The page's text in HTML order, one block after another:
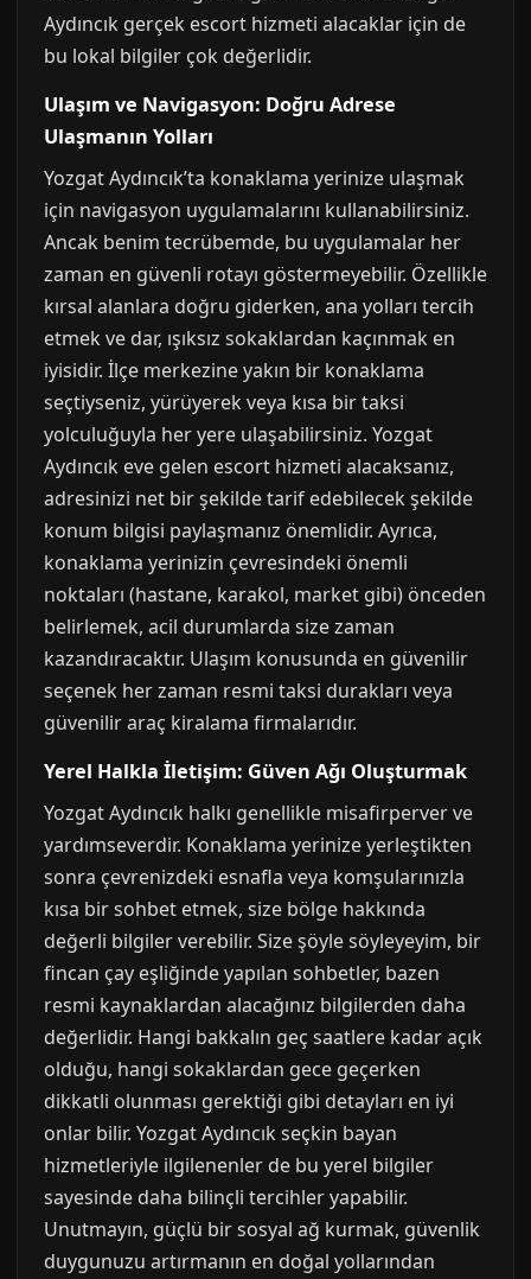
Aydıncık gerçek escort hizmeti alacaklar için de
bu lokal bilgiler çok değerlidir.
Ulaşım ve Navigasyon: Doğru Adrese
Ulaşmanın Yolları
Yozgat Aydıncık’ta konaklama yerinize ulaşmak
için navigasyon uygulamalarını kullanabilirsiniz.
Ancak benim tecrübemde, bu uygulamalar her
zaman en güvenli rotayı göstermeyebilir. Özellikle
kırsal alanlara doğru giderken, ana yolları tercih
etmek ve dar, ışıksız sokaklardan kaçınmak en
iyisidir. İlçe merkezine yakın bir konaklama
seçtiyseniz, yürüyerek veya kısa bir taksi
yolculuğuyla her yere ulaşabilirsiniz. Yozgat
Aydıncık eve gelen escort hizmeti alacaksanız,
adresinizi net bir şekilde tarif edebilecek şekilde
konum bilgisi paylaşmanız önemlidir. Ayrıca,
konaklama yerinizin çevresindeki önemli
noktaları (hastane, karakol, market gibi) önceden
belirlemek, acil durumlarda size zaman
kazandıracaktır. Ulaşım konusunda en güvenilir
seçenek her zaman resmi taksi durakları veya
güvenilir araç kiralama firmalarıdır.
Yerel Halkla İletişim: Güven Ağı Oluşturmak
Yozgat Aydıncık halkı genellikle misafirperver ve
yardımseverdir. Konaklama yerinize yerleştikten
sonra çevrenizdeki esnafla veya komşularınızla
kısa bir sohbet etmek, size bölge hakkında
değerli bilgiler verebilir. Size şöyle söyleyeyim, bir
fincan çay eşliğinde yapılan sohbetler, bazen
resmi kaynaklardan alacağınız bilgilerden daha
değerlidir. Hangi bakkalın geç saatlere kadar açık
olduğu, hangi sokaklardan gece geçerken
dikkatli olunması gerektiği gibi detayları en iyi
onlar bilir. Yozgat Aydıncık seçkin bayan
hizmetleriyle ilgilenenler de bu yerel bilgiler
sayesinde daha bilinçli tercihler yapabilir.
Unutmayın, güçlü bir sosyal ağ kurmak, güvenlik
duygunuzu artırmanın en doğal yollarından